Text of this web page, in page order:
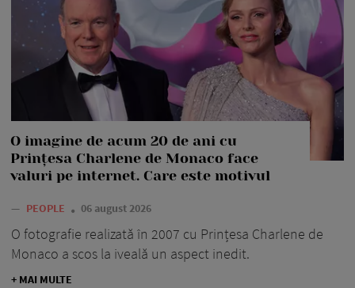
O imagine de acum 20 de ani cu
Prințesa Charlene de Monaco face
valuri pe internet. Care este motivul
— PEOPLE 06 august 2026
O fotografie realizată în 2007 cu Prințesa Charlene de
Monaco a scos la iveală un aspect inedit.
+ MAI MULTE